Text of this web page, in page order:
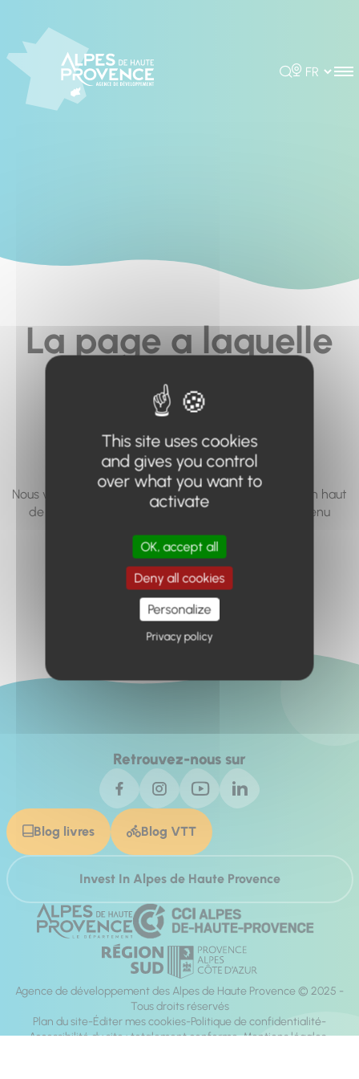
Rechercher
Choisir la
La page a laquelle
vous cherchez à
accéder n'existe
pas... ou plus.
Nous vous invitons à utiliser le moteur de recherche en haut
de page, ou à utiliser le menu pour trouver le contenu
Retour à l'accueil
Retrouvez-nous sur
Blog livres Blog VTT
Invest In Alpes de Haute Provence
Agence de développement des Alpes de Haute Provence © 2025 -
Tous droits réservés
Plan du site Éditer mes cookies Politique de confidentialité
Accessibilité du site : totalement conforme Mentions légales
This site uses cookies
and gives you control
over what you want to
activate
OK, accept all
Deny all cookies
Personalize
Privacy policy